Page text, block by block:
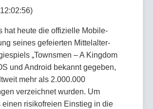
hat heute die offizielle Mobile-
seines gefeierten Mittelalter-
„Townsmen – A Kingdom
und Android bekannt gegeben,
mehr als 2.000.000
verzeichnet wurden. Um
einen risikofreien Einstieg in die